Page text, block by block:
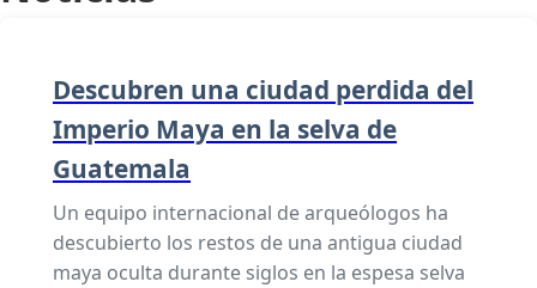
Descubren una ciudad perdida del
Imperio Maya en la selva de
Guatemala
Un equipo internacional de arqueólogos ha
descubierto los restos de una antigua ciudad
maya oculta durante siglos en la espesa selva